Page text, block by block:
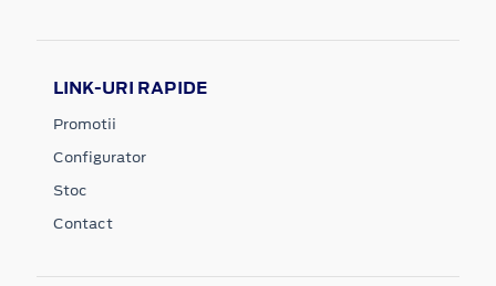
LINK-URI RAPIDE
Promotii
Configurator
Stoc
Contact